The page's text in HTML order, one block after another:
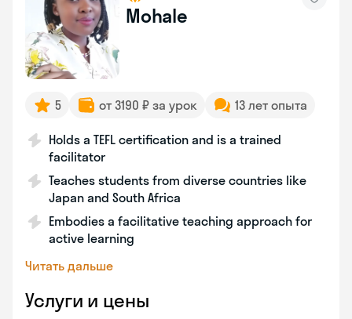
Mohale
5 от 3190 ₽ за урок 13 лет опыта
Holds a TEFL certification and is a trained
facilitator
Teaches students from diverse countries like
Japan and South Africa
Embodies a facilitative teaching approach for
active learning
Читать дальше
Услуги и цены